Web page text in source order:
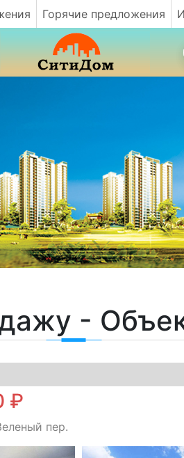
Горячие предложения
-
₽
пер.